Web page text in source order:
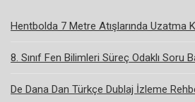
Hentbolda 7 Metre Atışlarında Uzatma
8. Sınıf Fen Bilimleri Süreç Odaklı Soru
De Dana Dan Türkçe Dublaj İzleme